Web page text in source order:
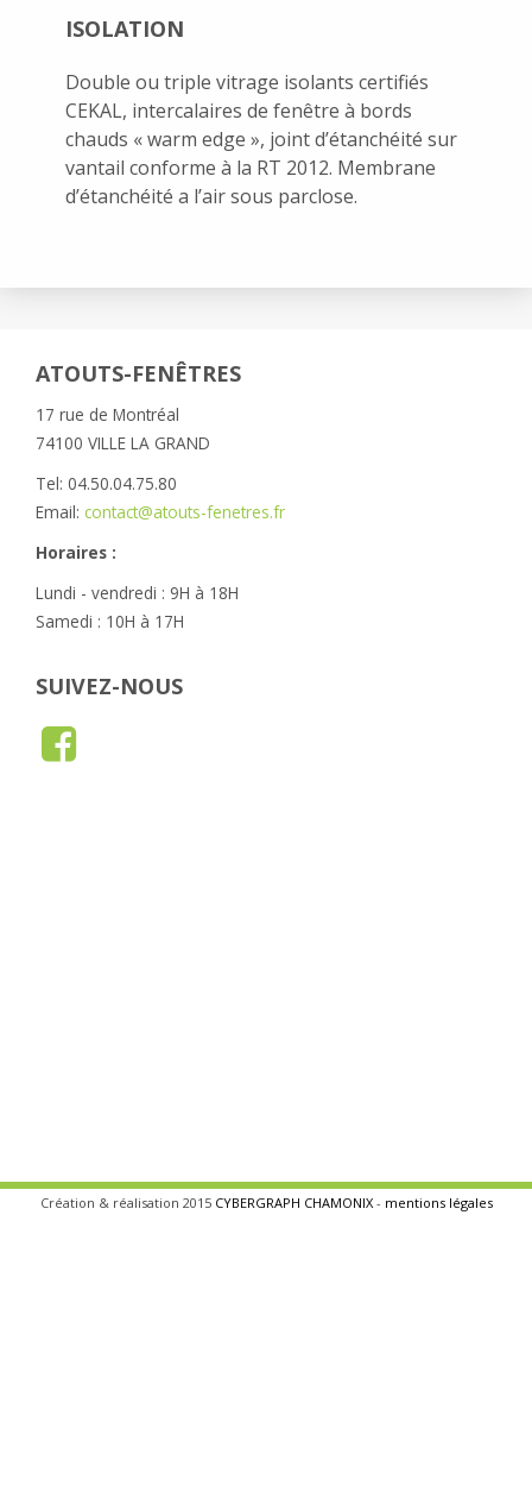
ISOLATION
Double ou triple vitrage isolants certifiés
CEKAL, intercalaires de fenêtre à bords
chauds « warm edge », joint d’étanchéité sur
vantail conforme à la RT 2012. Membrane
d’étanchéité a l’air sous parclose.
ATOUTS-FENÊTRES
17 rue de Montréal
74100 VILLE LA GRAND
Tel: 04.50.04.75.80
Email: contact@atouts-fenetres.fr
Horaires :
Lundi - vendredi : 9H à 18H
Samedi : 10H à 17H
SUIVEZ-NOUS
Création & réalisation 2015 CYBERGRAPH CHAMONIX- mentions légales